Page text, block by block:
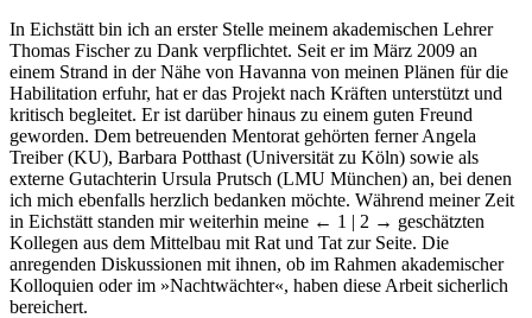
In Eichstätt bin ich an erster Stelle meinem akademischen Lehrer
Thomas Fischer zu Dank verpflichtet. Seit er im März 2009 an
einem Strand in der Nähe von Havanna von meinen Plänen für die
Habilitation erfuhr, hat er das Projekt nach Kräften unterstützt und
kritisch begleitet. Er ist darüber hinaus zu einem guten Freund
geworden. Dem betreuenden Mentorat gehörten ferner Angela
Treiber (KU), Barbara Potthast (Universität zu Köln) sowie als
externe Gutachterin Ursula Prutsch (LMU München) an, bei denen
ich mich ebenfalls herzlich bedanken möchte. Während meiner Zeit
in Eichstätt standen mir weiterhin meine ← 1 | 2 → geschätzten
Kollegen aus dem Mittelbau mit Rat und Tat zur Seite. Die
anregenden Diskussionen mit ihnen, ob im Rahmen akademischer
Kolloquien oder im »Nachtwächter«, haben diese Arbeit sicherlich
bereichert.